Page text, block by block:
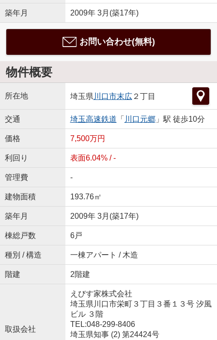
築年月 2009年 3月(築17年)
お問い合わせ(無料)
物件概要
所在地 埼玉県 川口市末広２丁目
交通 埼玉高速鉄道 「 川口元郷」駅 徒歩10分
価格 7,500万円
利回り 表面6.04% / -
管理費 -
建物面積 193.76㎡
築年月 2009年 3月(築17年)
棟総戸数 6戸
種別 / 構造 一棟アパート / 木造
階建 2階建
取扱会社
えびす家株式会社
埼玉県川口市栄町３丁目３番１３号 汐風
ビル ３階
TEL:048-299-8406
埼玉県知事 (2) 第24424号